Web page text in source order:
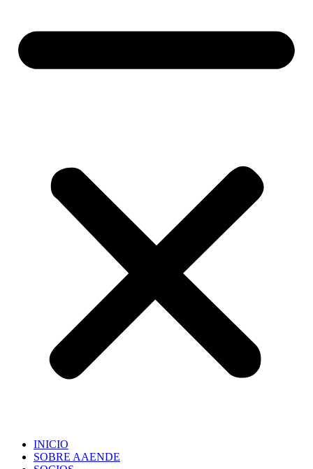
INICIO
SOBRE AAENDE